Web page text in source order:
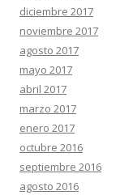
diciembre 2017
noviembre 2017
agosto 2017
mayo 2017
abril 2017
marzo 2017
enero 2017
octubre 2016
septiembre 2016
agosto 2016